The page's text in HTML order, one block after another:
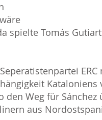
spielte Tomás
Weg für Sánchez
aus